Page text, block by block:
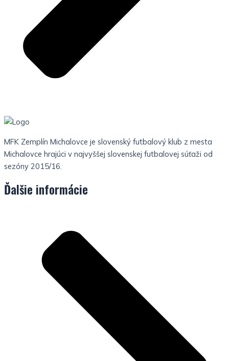
MFK Zemplín Michalovce je slovenský futbalový klub z mesta
Michalovce hrajúci v najvyššej slovenskej futbalovej súťaži od
sezóny 2015/16.
Ďalšie informácie